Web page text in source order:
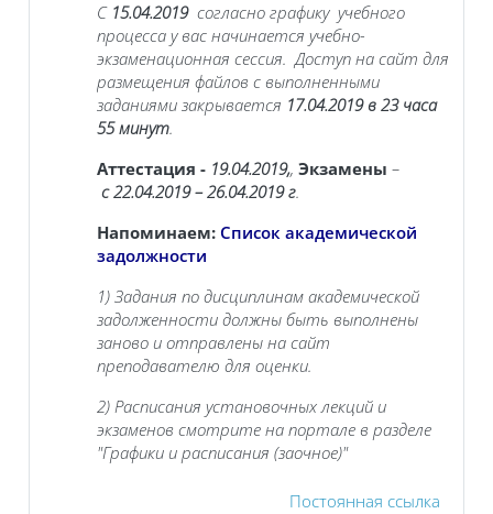
С 15.04.2019 согласно графику учебного
процесса у вас начинается учебно-
экзаменационная сессия. Доступ на сайт для
размещения файлов с выполненными
заданиями закрывается 17.04.2019 в 23 часа
55 минут.
Аттестация - 19.04.2019,, Экзамены –
с22.04.2019 – 26.04.2019г.
Напоминаем: Список академической
задолжности
1) Задания по дисциплинам академической
задолженности должны быть выполнены
заново и отправлены на сайт
преподавателю для оценки.
2) Расписания установочных лекций и
экзаменов смотрите на портале в разделе
"Графики и расписания (заочное)"
Постоянная ссылка